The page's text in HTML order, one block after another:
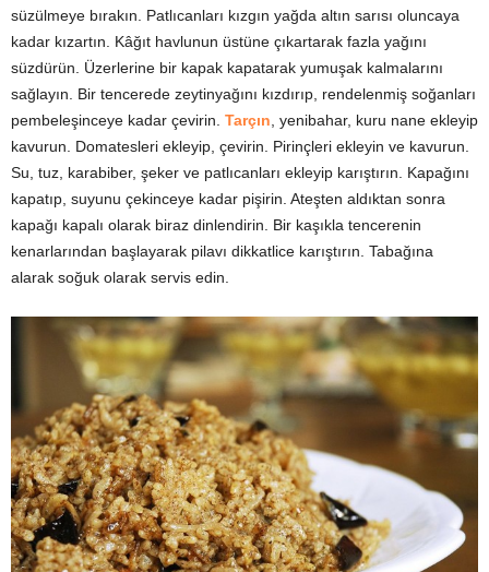
süzülmeye bırakın. Patlıcanları kızgın yağda altın sarısı oluncaya
kadar kızartın. Kâğıt havlunun üstüne çıkartarak fazla yağını
süzdürün. Üzerlerine bir kapak kapatarak yumuşak kalmalarını
sağlayın. Bir tencerede zeytinyağını kızdırıp, rendelenmiş soğanları
pembeleşinceye kadar çevirin. Tarçın, yenibahar, kuru nane ekleyip
kavurun. Domatesleri ekleyip, çevirin. Pirinçleri ekleyin ve kavurun.
Su, tuz, karabiber, şeker ve patlıcanları ekleyip karıştırın. Kapağını
kapatıp, suyunu çekinceye kadar pişirin. Ateşten aldıktan sonra
kapağı kapalı olarak biraz dinlendirin. Bir kaşıkla tencerenin
kenarlarından başlayarak pilavı dikkatlice karıştırın. Tabağına
alarak soğuk olarak servis edin.